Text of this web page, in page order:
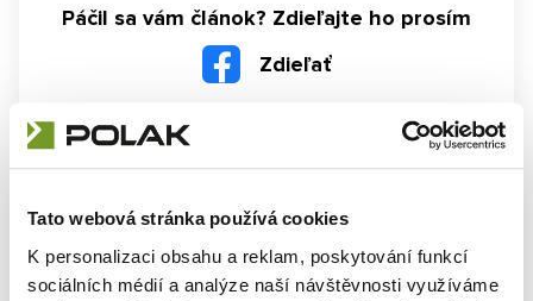
Tato webová stránka používá cookies
K personalizaci obsahu a reklam, poskytování funkcí
sociálních médií a analýze naší návštěvnosti využíváme
Páčil sa vám článok? Zdieľajte ho prosím
Zdieľať
RUBRIKY BLOGU